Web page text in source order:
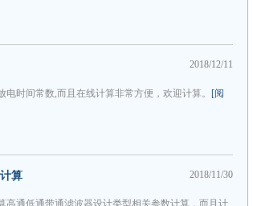
2018/12/11
时间常数,而且在线计算非常方便，欢迎计算。 [阅
2018/11/30
算
通低通带通滤波器设计类型相关参数计算，而且计